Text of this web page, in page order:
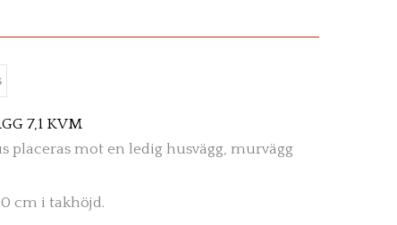
7,1 KVM
mot en ledig husvägg, murvägg
cm i takhöjd.